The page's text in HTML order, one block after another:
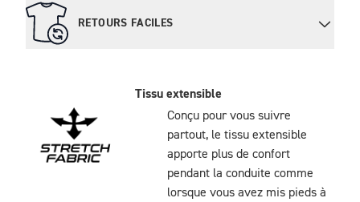
RETOURS FACILES
Tissu extensible
Conçu pour vous suivre
partout, le tissu extensible
apporte plus de confort
pendant la conduite comme
lorsque vous avez mis pieds à